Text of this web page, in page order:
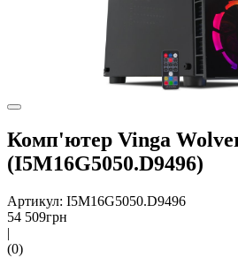
Комп'ютер Vinga
(I5M16G5050.D9496)
Артикул: I5M16G5050.D9496
54 509грн
|
(0)